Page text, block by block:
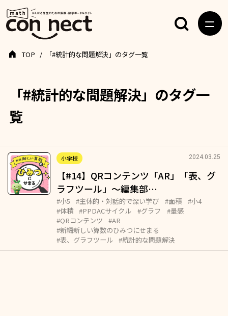
「#統計的な問題解決」のタグ一
覧
TOP 「#統計的な問題解決」のタグ一覧
小学校 2024.03.25
【#14】QRコンテンツ「AR」「表、グ
ラフツール」～編集部…
#小5 #主体的・対話的で深い学び #面積
#小4
#体積
#PPDACサイクル #グラフ
#量感
#QRコンテンツ
#AR
#新編新しい算数のひみつにせまる
#表、グラフツール
#統計的な問題解決